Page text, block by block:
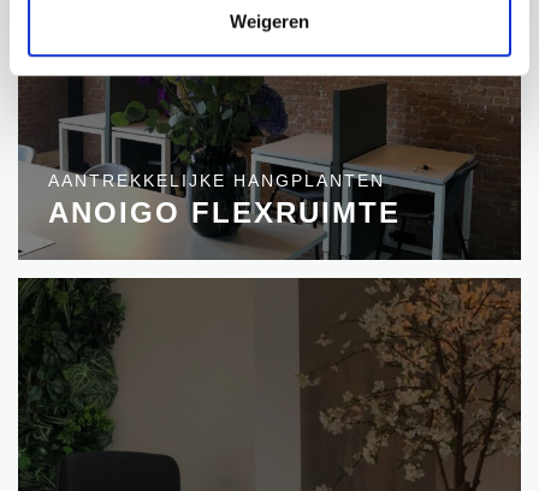
Weigeren
AANTREKKELIJKE HANGPLANTEN
ANOIGO FLEXRUIMTE